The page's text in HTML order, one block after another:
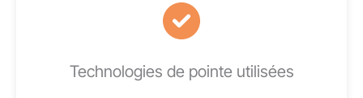
Technologies de pointe utilisées